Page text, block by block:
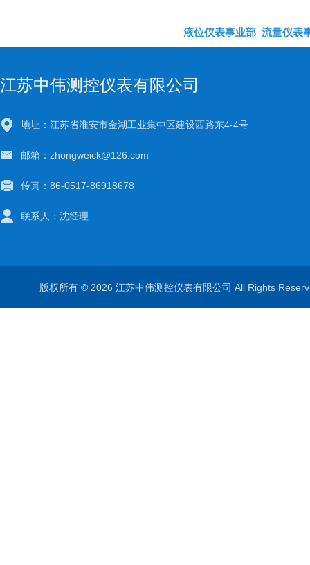
液位仪表事业部 流量仪表
江苏中伟测控仪表有限公司
地址：江苏省淮安市金湖工业集中区建设西路东4-4号
邮箱：zhongweick@126.com
传真：86-0517-86918678
联系人：沈经理
版权所有 © 2026 江苏中伟测控仪表有限公司 All Rights